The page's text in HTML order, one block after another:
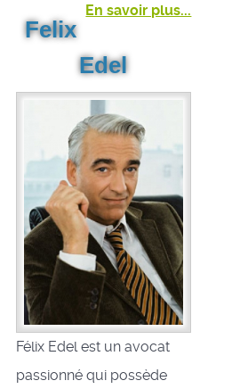
En savoir plus...
Felix
Edel
Félix Edel est un avocat
passionné qui possède